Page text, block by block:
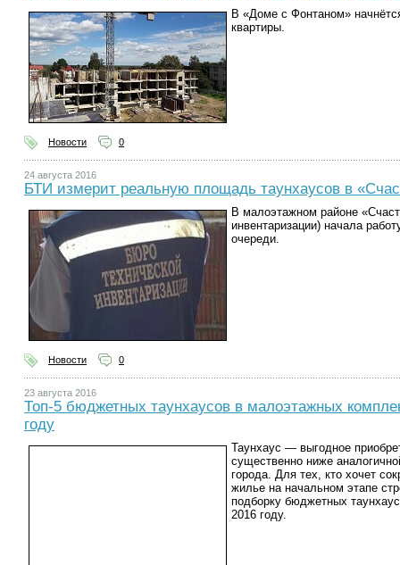
В «Доме с Фонтаном»
квартиры.
Новости 0
24 августа 2016
БТИ измерит реальную площадь таунхаусов в
В малоэтажном районе
инвентаризации) начала
очереди.
Новости 0
23 августа 2016
Топ-5 бюджетных таунхаусов в малоэтажных
году
Таунхаус — выгодное
существенно ниже
города. Для тех, кто хочет
жилье на начальном этапе
подборку бюджетных
2016 году.